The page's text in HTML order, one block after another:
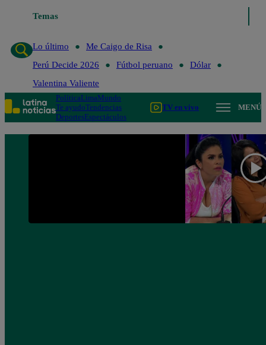
Temas
Lo último
Me Caigo de Risa
Perú Decide 2026
Fútbol peruano
Dólar
Valentina Valiente
PolíticaLimaMundo
Te ayudoTendencias
DeportesEspectáculos
TV en vivo MENÚ